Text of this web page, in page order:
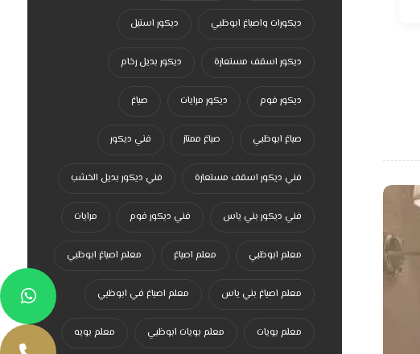
ديكورات واصباغ ابوظبي ديكور استيل
ديكور اسقف مستعارة ديكور بديل رخام
ديكور فوم ديكور مرايات صباغ
صباغ ابوظبي صباغ ممتاز فني ديكور
فني ديكور اسقف مستعارة فني ديكور بديل الخشب
فني ديكور بني ياس فني ديكور فوم مرايات
معلم ابوظبي معلم اصباغ معلم اصباغ ابوظبي
معلم اصباغ بني ياس معلم اصباغ في ابوظبي
معلم بويات معلم بويات ابوظبي معلم بويه